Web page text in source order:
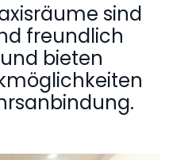
sind
freundlich
bieten